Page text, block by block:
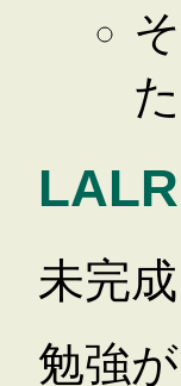
た
未完成
勉強